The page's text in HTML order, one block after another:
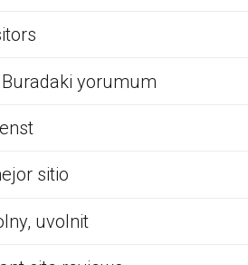
yorumum
sitio
uvolnit